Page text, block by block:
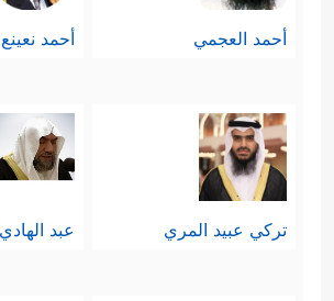
أحمد العجمي أحمد نعينع
تركي عبيد المري عبد